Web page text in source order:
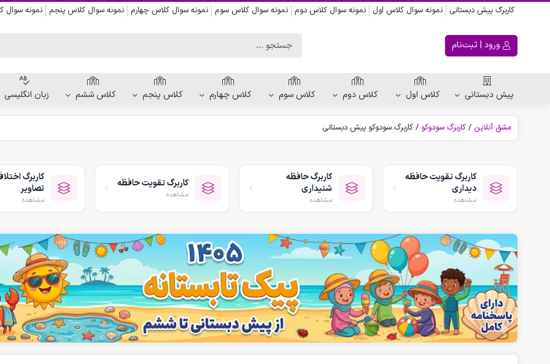
کاربرگ پیش دبستانی نمونه سوال کلاس اول نمونه سوال کلاس دوم نمونه سوال کلاس سوم نمونه سوال کلاس چهارم نمونه سوال کلاس پنجم نمونه
ورود | ثبت‌نام
پیش دبستانی
کاربرگ اعداد
کاربرگ تقارن ، قرینه
الگویابی پیش دبستانی
کاربرگ نقاشی و رنگ آمیزی
کاربرگ پیش از نوشتن
کاربرگ نقطه چین حروف الفبا
پکیج های پیش دبستانی
کتاب پیش دبستانی
فلش کارت آموزشی
دانلود رایگان کاربرگ پیش دبستانی
کاربرگ هفتگی پیش دبستانی
کلاس اول کلاس دوم کلاس سوم کلاس چهارم کلاس پنجم کلاس ششم زبان انگلیسی
مشق آنلاین /کاربرگ سودوکو /کاربرگ سودوکو پیش دبستانی
کاربرگ تقویت حافظه
دیداری
مشاهده
کاربرگ حافظه
شنیداری
مشاهده
کاربرگ تقویت حافظه
مشاهده
کاربرگ
تصاویر
مشاهده